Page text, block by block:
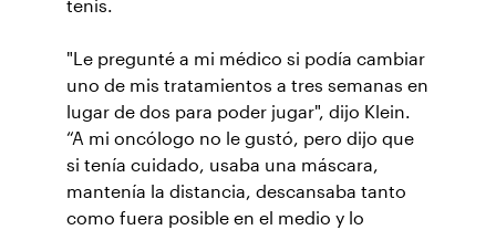
tenis.
"Le pregunté a mi médico si podía cambiar
uno de mis tratamientos a tres semanas en
lugar de dos para poder jugar", dijo Klein.
“A mi oncólogo no le gustó, pero dijo que
si tenía cuidado, usaba una máscara,
mantenía la distancia, descansaba tanto
como fuera posible en el medio y lo